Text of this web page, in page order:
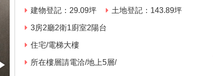
建物登記： 29.09坪 土地登記： 143.89坪
3房2廳2衛1廚室2陽台
住宅/電梯大樓
所在樓層請電洽/地上5層/